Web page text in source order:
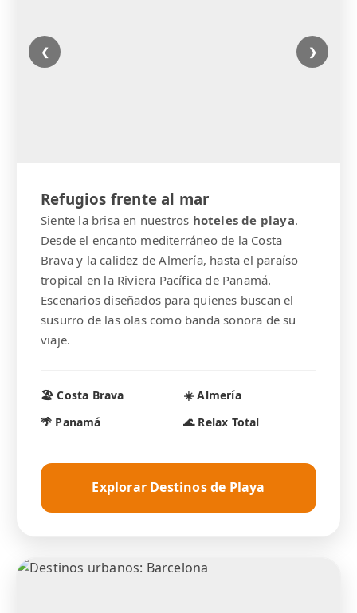
❮ ❯
Refugios frente al mar
Siente la brisa en nuestros hoteles de playa.
Desde el encanto mediterráneo de la Costa
Brava y la calidez de Almería, hasta el paraíso
tropical en la Riviera Pacífica de Panamá.
Escenarios diseñados para quienes buscan el
susurro de las olas como banda sonora de su
viaje.
🏖️ Costa Brava
☀️ Almería
🌴 Panamá
🌊 Relax Total
Explorar Destinos de Playa